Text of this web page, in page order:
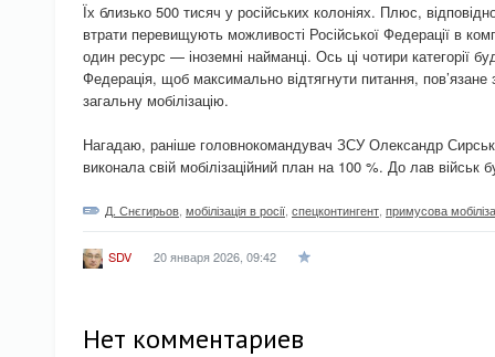
Їх близько 500 тисяч у російських колоніях. Плюс,
втрати перевищують можливості Російської Федерації в
один ресурс — іноземні найманці. Ось ці чотири категорії
Федерація, щоб максимально відтягнути питання,
загальну мобілізацію.
Нагадаю, раніше головнокомандувач ЗСУ Олександр
виконала свій мобілізаційний план на 100 %. До лав військ
Д. Снєгирьов мобілізація в росії спецконтингент примусова
SDV 20 января 2026, 09:42
Нет комментариев